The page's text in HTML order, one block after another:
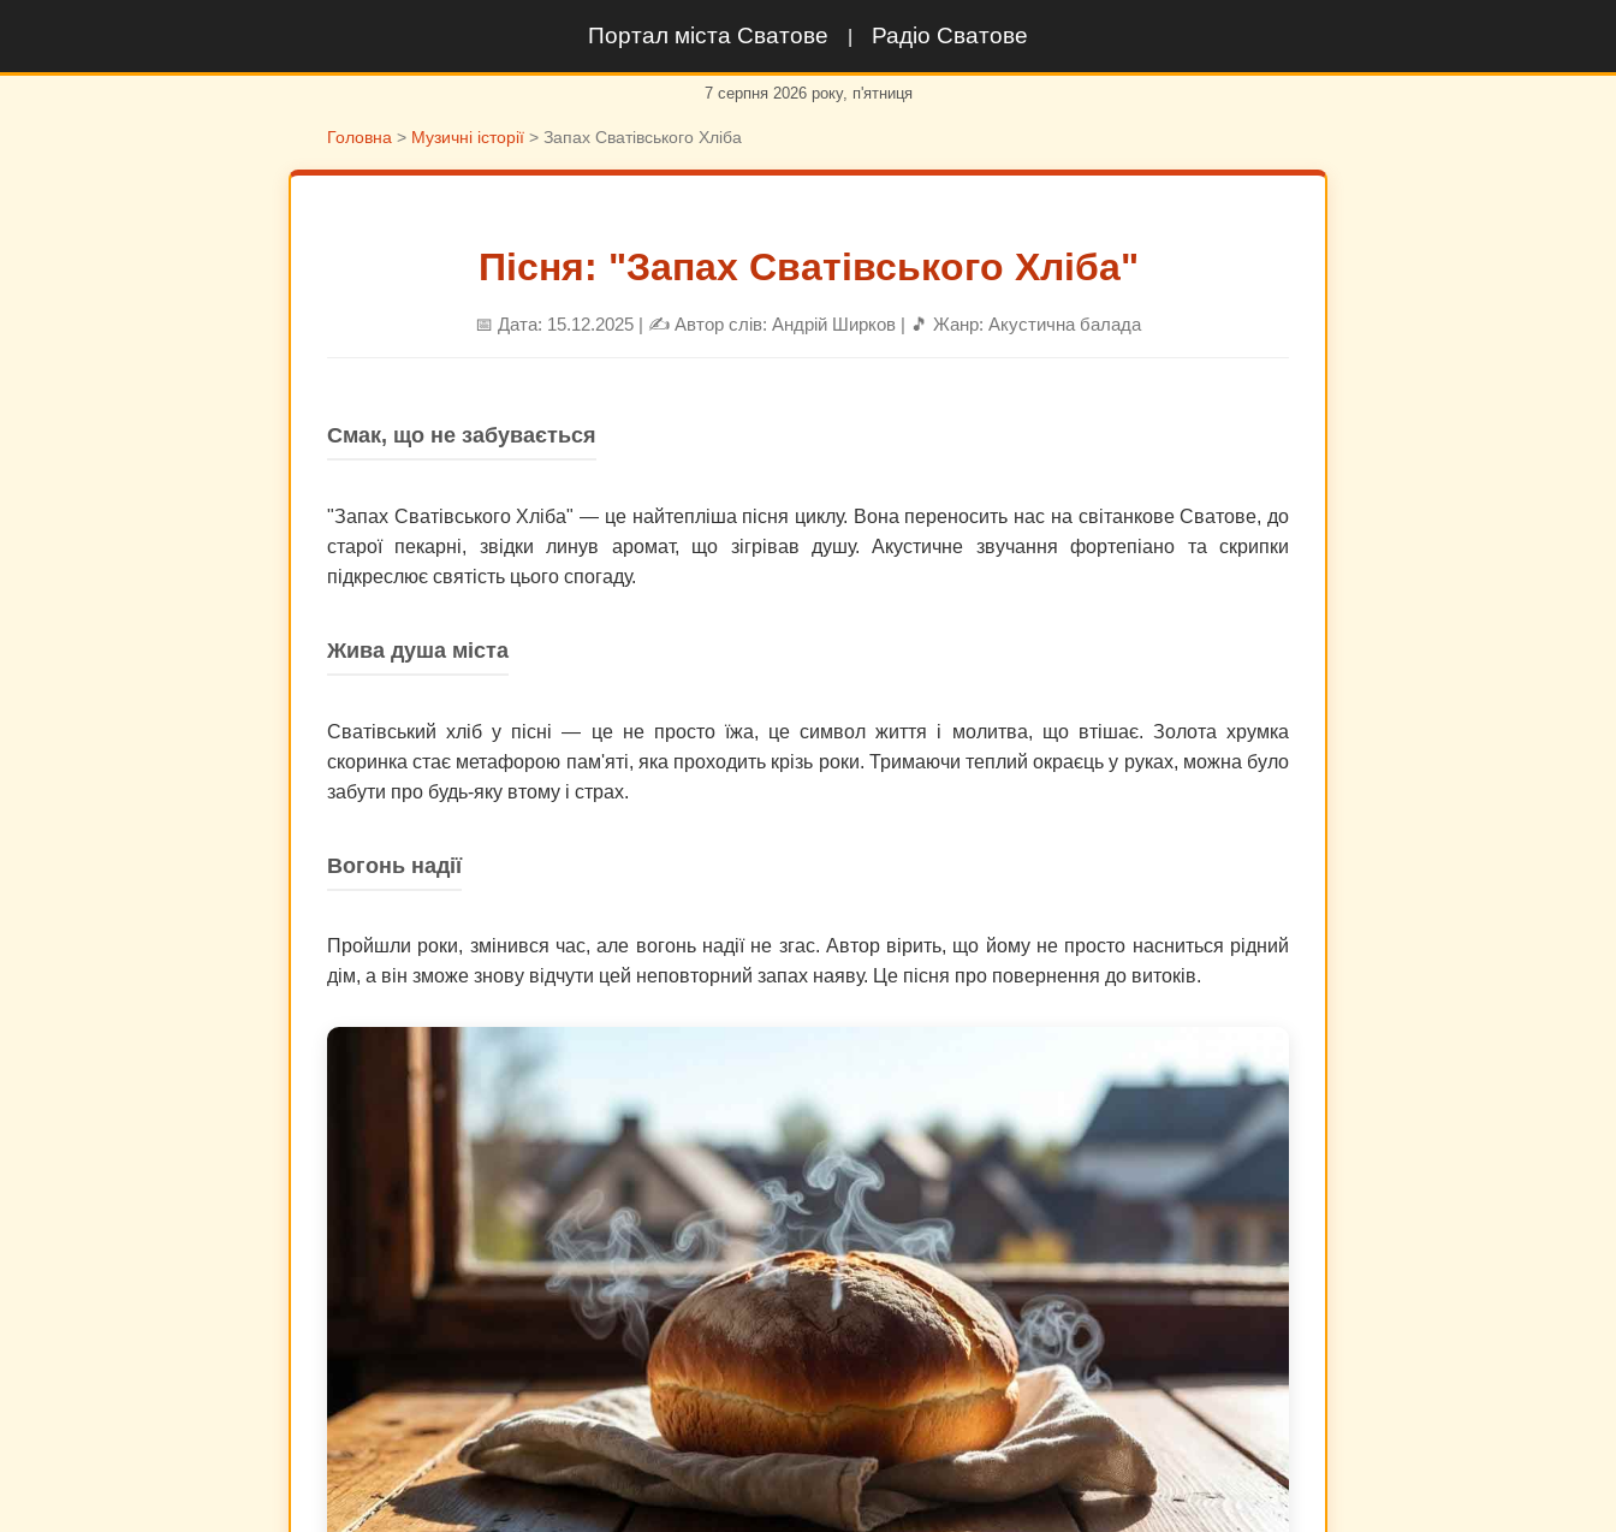
Портал міста Сватове Радіо Сватове
7 серпня 2026 року, п'ятниця
Головна > Музичні історії > Запах Сватівського Хліба
Пісня: "Запах Сватівського Хліба"
📅 Дата: 15.12.2025 | ✍️ Автор слів: Андрій Ширков | 🎵 Жанр: Акустична балада
Смак, що не забувається
"Запах Сватівського Хліба" — це найтепліша пісня циклу. Вона переносить нас на світанкове Сватове, до
старої пекарні, звідки линув аромат, що зігрівав душу. Акустичне звучання фортепіано та скрипки
підкреслює святість цього спогаду.
Жива душа міста
Сватівський хліб у пісні — це не просто їжа, це символ життя і молитва, що втішає. Золота хрумка
скоринка стає метафорою пам'яті, яка проходить крізь роки. Тримаючи теплий окраєць у руках, можна було
забути про будь-яку втому і страх.
Вогонь надії
Пройшли роки, змінився час, але вогонь надії не згас. Автор вірить, що йому не просто насниться рідний
дім, а він зможе знову відчути цей неповторний запах наяву. Це пісня про повернення до витоків.